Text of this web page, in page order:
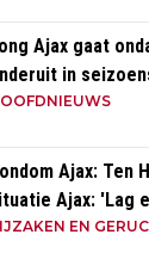
Ajax gaat
in
Ajax: Ten
Ajax: 'Lag
te borduren'
EN